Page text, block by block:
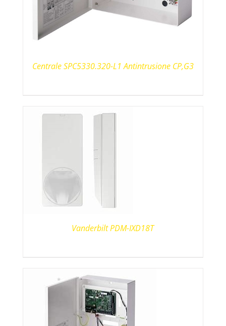
Centrale SPC5330.320-L1 Antintrusione CP,G3
Vanderbilt PDM-IXD18T